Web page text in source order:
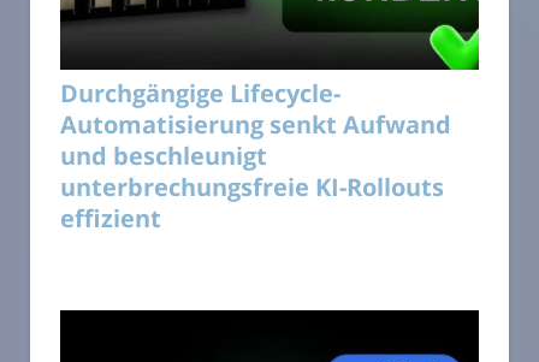
Durchgängige Lifecycle-
Automatisierung senkt Aufwand
und beschleunigt
unterbrechungsfreie KI-Rollouts
effizient